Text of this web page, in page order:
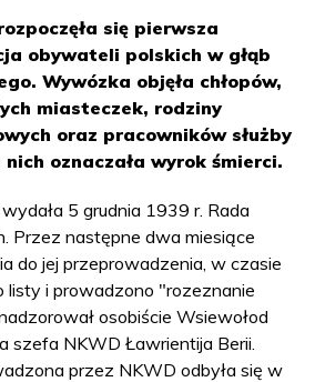
się pierwsza
obywateli polskich w głąb
Wywózka objęła chłopów,
miasteczek, rodziny
oraz pracowników służby
oznaczała wyrok śmierci.
5 grudnia 1939 r. Rada
Przez następne dwa miesiące
do jej przeprowadzenia, w czasie
listy i prowadzono "rozeznanie
osobiście Wsiewołod
szefa NKWD Ławrientija Berii.
przez NKWD odbyła się w